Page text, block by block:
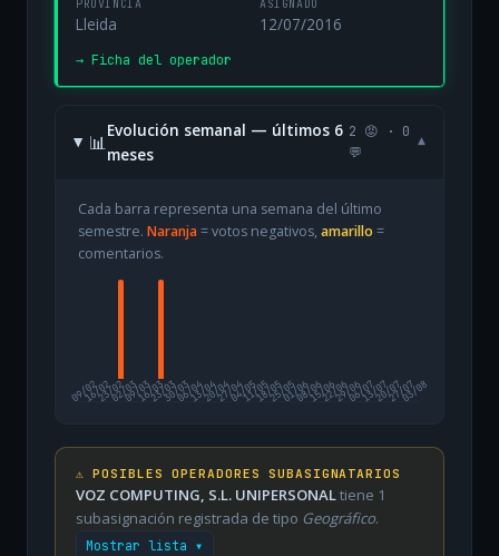
PROVINCIA
Lleida
ASIGNADO
12/07/2016
→ Ficha del operador
📊
Evolución semanal — últimos 6
meses
2 😡 · 0
💬
▾
Cada barra representa una semana del último
semestre. Naranja= votos negativos, amarillo =
comentarios.
09/02
16/0223/0202/0309/0316/0323/0330/0306/0413/0420/0427/0404/0511/0518/0525/0501/0608/0615/0622/0629/0606/0713/0720/0727/07
03/08
⚠️ POSIBLES OPERADORES SUBASIGNATARIOS
VOZ COMPUTING, S.L. UNIPERSONALtiene 1
subasignación registrada de tipo Geográfico.
Mostrar lista ▾